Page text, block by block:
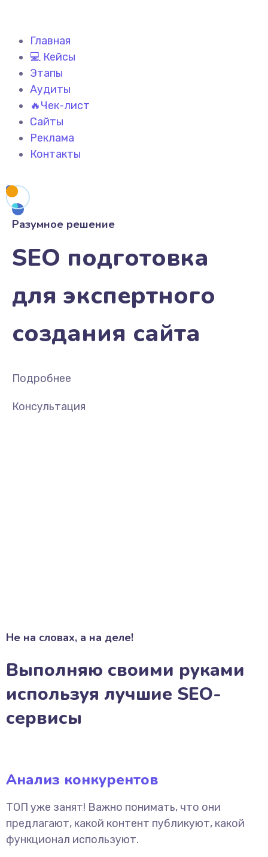
Главная
💻 Кейсы
Этапы
Аудиты
🔥Чек-лист
Сайты
Реклама
Контакты
Разумное решение
SEO подготовка
для экспертного
создания сайта
Подробнее
Консультация
Не на словах, а на деле!
Выполняю своими руками
используя лучшие SEO-
сервисы
Анализ конкурентов
ТОП уже занят! Важно понимать, что они
предлагают, какой контент публикуют, какой
функционал используют.